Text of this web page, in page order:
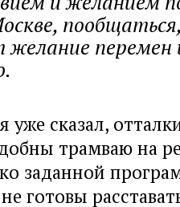
перемен
уже сказал,
трамваю на
заданной
готовы